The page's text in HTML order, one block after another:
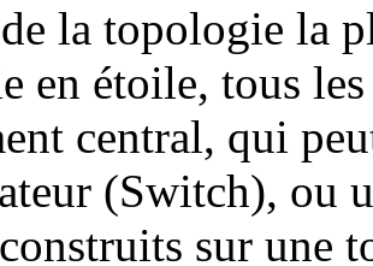
la topologie la
en étoile, tous
central, qui
(Switch), ou
sur une